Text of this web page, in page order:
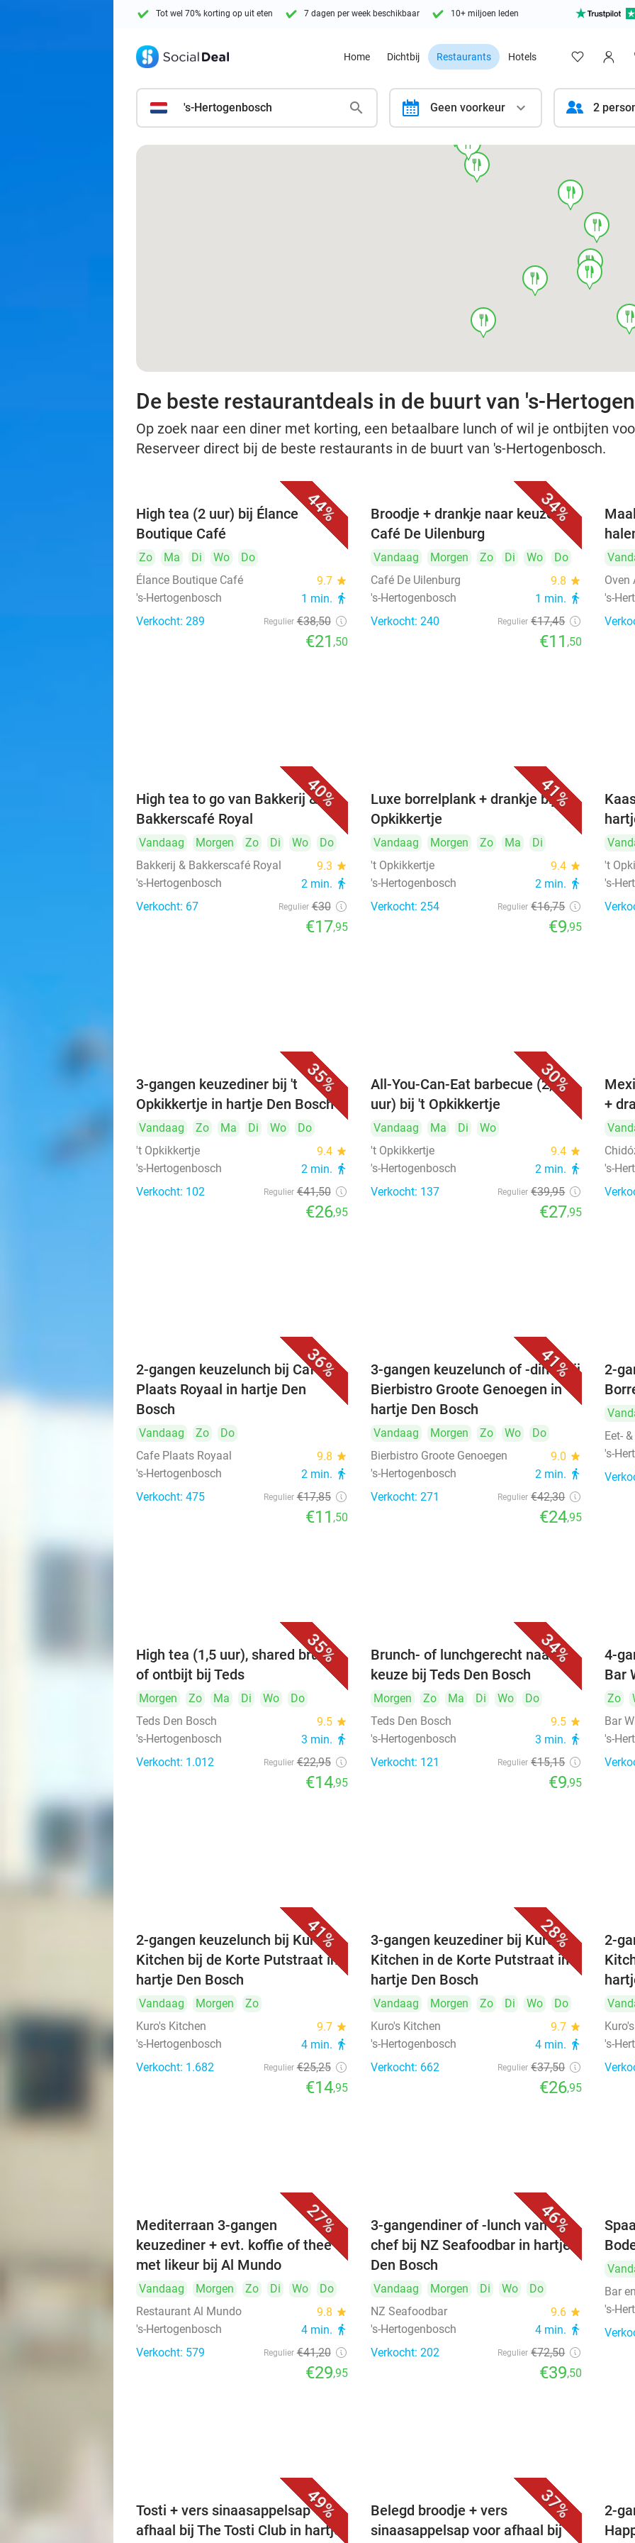
Tot wel 70% korting op uit eten 7 dagen per week beschikbaar 10+ miljoen leden
Home Dichtbij Restaurants Hotels
's-Hertogenbosch calendar Geen voorkeur 2
food
food
food
food
food
food
food
food
food
food
De beste restaurantdeals in de buurt van 's-
Op zoek naar een diner met korting, een betaalbare lunch of wil je ontbijten
Reserveer direct bij de beste restaurants in de buurt van 's-Hertogenbosch.
44%
High tea (2 uur) bij Élance
Boutique Café
Zo Ma Di Wo
Do
Élance Boutique Café
9.7 star
's-Hertogenbosch 1 min. directions_walk
Verkocht: 289 Regulier €38,50
€21 ,50
34%
Broodje + drankje naar keuze bij
Café De Uilenburg
Vandaag Morgen Zo Di Wo
Do
Café De Uilenburg
9.8 star
's-Hertogenbosch 1 min. directions_walk
Verkocht: 240 Regulier €17,45
€11,50
Oven
's-
40%
High tea to go van Bakkerij &
Bakkerscafé Royal
Vandaag Morgen Zo Di Wo
Do
Bakkerij & Bakkerscafé Royal
9.3 star
's-Hertogenbosch 2 min. directions_walk
Verkocht: 67 Regulier €30
€17,95
41%
Luxe borrelplank + drankje bij 't
Opkikkertje
Vandaag Morgen Zo Ma
Di
't Opkikkertje
9.4 star
's-Hertogenbosch 2 min. directions_walk
Verkocht: 254 Regulier €16,75
€9,95
't
's-
35%
3-gangen keuzediner bij 't
Opkikkertje in hartje Den Bosch
Vandaag Zo Ma Di Wo
Do
't Opkikkertje
9.4 star
's-Hertogenbosch 2 min. directions_walk
Verkocht: 102 Regulier €41,50
€26,95
30%
All-You-Can-Eat barbecue (2,5
uur) bij 't Opkikkertje
Vandaag Ma Di
Wo
't Opkikkertje
9.4 star
's-Hertogenbosch 2 min. directions_walk
Verkocht: 137 Regulier €39,95
€27,95
+
's-
36%
2-gangen keuzelunch bij Café
Plaats Royaal in hartje Den
Bosch
Vandaag Zo
Do
Cafe Plaats Royaal
9.8 star
's-Hertogenbosch 2 min. directions_walk
Verkocht: 475 Regulier €17,85
€11 ,50
41%
3-gangen keuzelunch of -diner bij
Bierbistro Groote Genoegen in
hartje Den Bosch
Vandaag Morgen Zo Wo
Do
Bierbistro Groote Genoegen
9.0 star
's-Hertogenbosch 2 min. directions_walk
Verkocht: 271 Regulier €42,30
€24,95
2-
Eet-
's-
35%
High tea (1,5 uur), shared brunch
of ontbijt bij Teds
Morgen Zo Ma Di Wo
Do
Teds Den Bosch
9.5 star
's-Hertogenbosch 3 min. directions_walk
Verkocht: 1.012 Regulier €22,95
€14,95
34%
Brunch- of lunchgerecht naar
keuze bij Teds Den Bosch
Morgen Zo Ma Di Wo
Do
Teds Den Bosch
9.5 star
's-Hertogenbosch 3 min. directions_walk
Verkocht: 121 Regulier €15,15
€9,95
4-
Bar
Zo
Bar
's-
41%
2-gangen keuzelunch bij Kuro's
Kitchen bij de Korte Putstraat in
hartje Den Bosch
Vandaag Morgen
Zo
Kuro's Kitchen
9.7 star
's-Hertogenbosch 4 min. directions_walk
Verkocht: 1.682 Regulier €25,25
€14,95
28%
3-gangen keuzediner bij Kuro's
Kitchen in de Korte Putstraat in
hartje Den Bosch
Vandaag Morgen Zo Di Wo
Do
Kuro's Kitchen
9.7 star
's-Hertogenbosch 4 min. directions_walk
Verkocht: 662 Regulier €37,50
€26,95
2-
's-
27%
Mediterraan 3-gangen
keuzediner + evt. koffie of thee
met likeur bij Al Mundo
Vandaag Morgen Zo Di Wo
Do
Restaurant Al Mundo
9.8 star
's-Hertogenbosch 4 min. directions_walk
Verkocht: 579 Regulier €41,20
€29,95
46%
3-gangendiner of -lunch van de
chef bij NZ Seafoodbar in hartje
Den Bosch
Vandaag Morgen Di Wo
Do
NZ Seafoodbar
9.6 star
's-Hertogenbosch 4 min. directions_walk
Verkocht: 202 Regulier €72,50
€39,50
Bar
's-
49%
Tosti + vers sinaasappelsap voor
afhaal bij The Tosti Club in hartje
37%
Belegd broodje + vers
sinaasappelsap voor afhaal bij
2-